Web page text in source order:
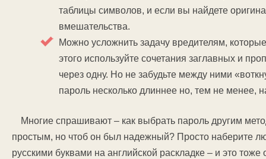
таблицы символов, и если вы найдете
вмешательства.
Можно усложнить задачу вредителям,
этого используйте сочетания заглавных и
через одну. Но не забудьте между ними
пароль несколько длиннее но, тем не менее,
Многие спрашивают – как выбрать пароль другим
простым, но чтоб он был надежный? Просто наберите
русскими буквами на английской раскладке – и это тоже